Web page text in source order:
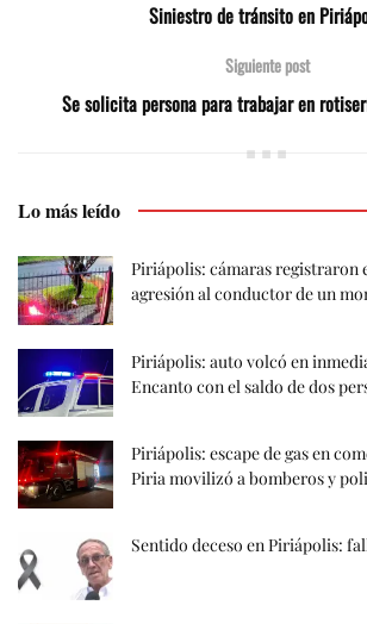
Siniestro de tránsito en
Siguiente post
Se solicita persona para trabajar en
Lo más leído
Piriápolis: cámaras registraron
agresión al conductor de un
Piriápolis: auto volcó en
Encanto con el saldo de dos
Piriápolis: escape de gas en
Piria movilizó a bomberos y
Sentido deceso en Piriápolis: